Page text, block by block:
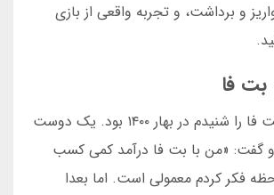
و برداشت، و تجربه واقعی از بازی
فا
اولین بار که نام بت فا را شنیدم در بهار ۱۴۰۰ بود. یک دوست
گفت: «من با بت فا درآمد کمی کسب
فکر کردم معمولی است. اما بعدا